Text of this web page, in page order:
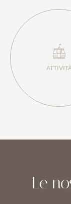
Le